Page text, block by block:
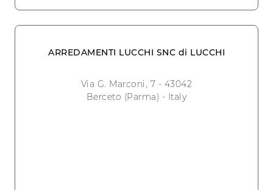
ARREDAMENTI LUCCHI SNC di LUCCHI
Via G. Marconi, 7 - 43042
Berceto (Parma) - Italy